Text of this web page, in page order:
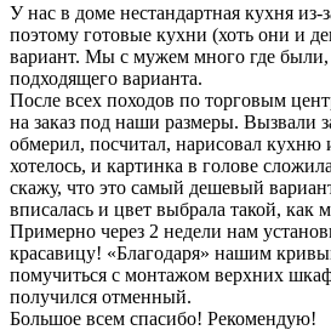
У нас в доме нестандартная кухня из-
поэтому готовые кухни (хоть они и
вариант. Мы с мужем много где
подходящего варианта.
После всех походов по торговым
на заказ под наши размеры. Вызвали
обмерил, посчитал, нарисовал кухню
хотелось, и картинка в голове
скажу, что это самый дешевый
вписалась и цвет выбрала такой, как
Примерно через 2 недели нам
красавицу! «Благодаря» нашим
помучиться с монтажом верхних
получился отменный.
Большое всем спасибо! Рекомендую!